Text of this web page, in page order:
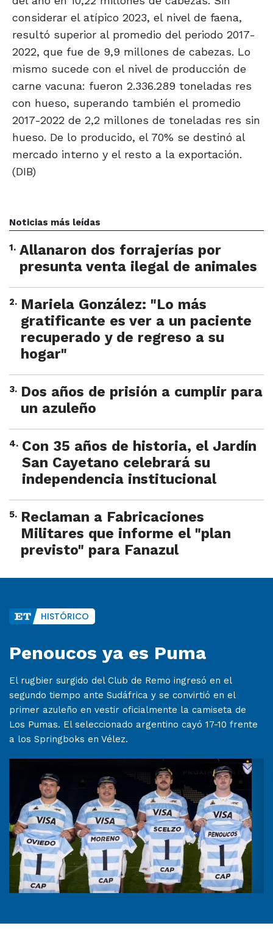
considerar el atípico 2023, el nivel de faena,
resultó superior al promedio del periodo 2017-
2022, que fue de 9,9 millones de cabezas. Lo
mismo sucede con el nivel de producción de
carne vacuna: fueron 2.336.289 toneladas res
con hueso, superando también el promedio
2017-2022 de 2,2 millones de toneladas res sin
hueso. De lo producido, el 70% se destinó al
mercado interno y el resto a la exportación.
(DIB)
Noticias más leídas
1. Allanaron dos forrajerías por
presunta venta ilegal de animales
2. Mariela González: "Lo más
gratificante es ver a un paciente
recuperado y de regreso a su
hogar"
3. Dos años de prisión a cumplir para
un azuleño
4. Con 35 años de historia, el Jardín
San Cayetano celebrará su
independencia institucional
5. Reclaman a Fabricaciones
Militares que informe el "plan
previsto" para Fanazul
HISTÓRICO
Penoucos ya es Puma
El rugbier surgido del Club de Remo ingresó en el
segundo tiempo ante Sudáfrica y se convirtió en el
primer azuleño en vestir oficialmente la camiseta de
Los Pumas. El seleccionado argentino cayó 17-10 frente
a los Springboks en Vélez.